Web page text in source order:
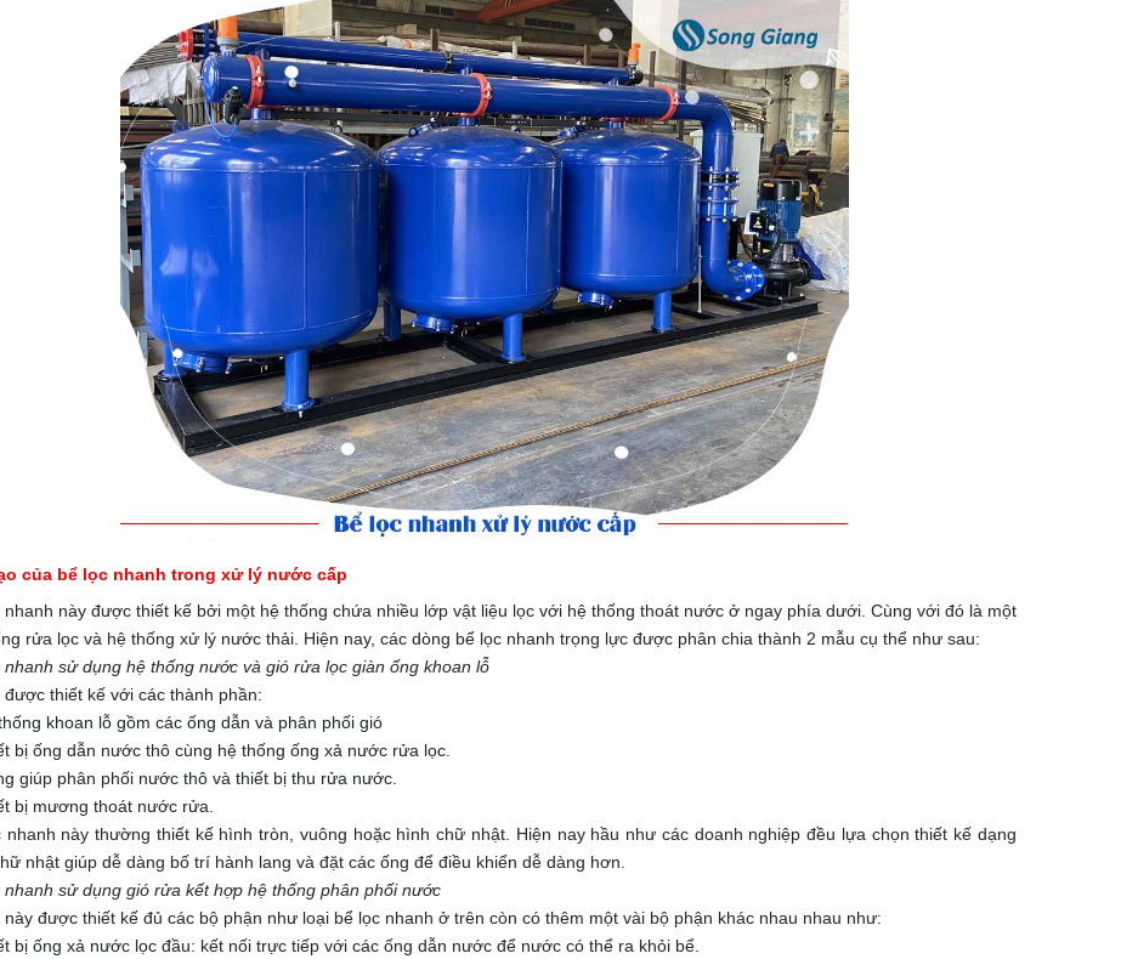
của bể lọc nhanh trong xử lý nước cấp
nhanh này được thiết kế bởi một hệ thống chứa nhiều lớp vật liệu lọc với hệ thống thoát nước ở ngay phía dưới. Cùng với đó là một
rửa lọc và hệ thống xử lý nước thải. Hiện nay, các dòng bể lọc nhanh trọng lực được phân chia thành 2 mẫu cụ thể như sau:
nhanh sử dụng hệ thống nước và gió rửa lọc giàn ống khoan lỗ
được thiết kế với các thành phần:
khoan lỗ gồm các ống dẫn và phân phối gió
bị ống dẫn nước thô cùng hệ thống ống xả nước rửa lọc.
giúp phân phối nước thô và thiết bị thu rửa nước.
bị mương thoát nước rửa.
nhanh này thường thiết kế hình tròn, vuông hoặc hình chữ nhật. Hiện nay hầu như các doanh nghiệp đều lựa chọn thiết kế dạng
nhật giúp dễ dàng bố trí hành lang và đặt các ống để điều khiển dễ dàng hơn.
nhanh sử dụng gió rửa kết hợp hệ thống phân phối nước
này được thiết kế đủ các bộ phận như loại bể lọc nhanh ở trên còn có thêm một vài bộ phận khác nhau nhau như:
bị ống xả nước lọc đầu: kết nối trực tiếp với các ống dẫn nước để nước có thể ra khỏi bể.